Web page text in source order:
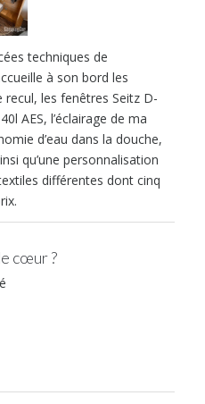
techniques de
à son bord les
les fenêtres Seitz D-
AES, l’éclairage de ma
d’eau dans la douche,
qu’une personnalisation
différentes dont cinq
cœur ?